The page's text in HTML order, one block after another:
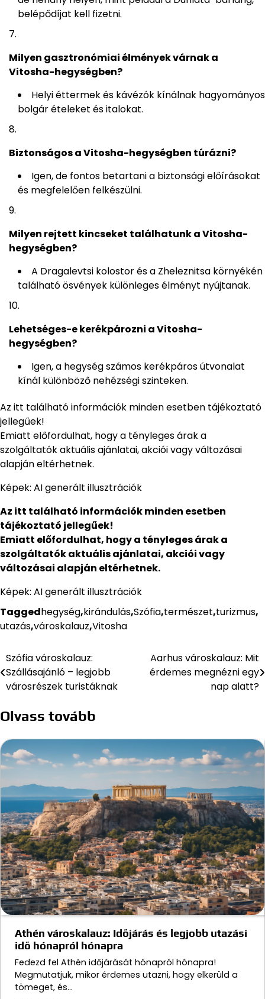
belépődíjat kell fizetni.
Milyen gasztronómiai élmények várnak a
Vitosha-hegységben?
Helyi éttermek és kávézók kínálnak hagyományos
bolgár ételeket és italokat.
Biztonságos a Vitosha-hegységben túrázni?
Igen, de fontos betartani a biztonsági előírásokat
és megfelelően felkészülni.
Milyen rejtett kincseket találhatunk a Vitosha-
hegységben?
A Dragalevtsi kolostor és a Zheleznitsa környékén
található ösvények különleges élményt nyújtanak.
Lehetséges-e kerékpározni a Vitosha-
hegységben?
Igen, a hegység számos kerékpáros útvonalat
kínál különböző nehézségi szinteken.
Az itt található információk minden esetben tájékoztató
jellegűek!
Emiatt előfordulhat, hogy a tényleges árak a
szolgáltatók aktuális ajánlatai, akciói vagy változásai
alapján eltérhetnek.
Képek: AI generált illusztrációk
Az itt található információk minden esetben
tájékoztató jellegűek!
Emiatt előfordulhat, hogy a tényleges árak a
szolgáltatók aktuális ajánlatai, akciói vagy
változásai alapján eltérhetnek.
Képek: AI generált illusztrációk
Taggedhegység,kirándulás,Szófia,természet,turizmus,
utazás,városkalauz,Vitosha
Bejegyzés
navigáció
Szófia városkalauz:
Szállásajánló – legjobb
városrészek turistáknak
Aarhus városkalauz: Mit
érdemes megnézni egy
nap alatt?
Olvass tovább
Athén városkalauz: Időjárás és legjobb utazási
idő hónapról hónapra
Fedezd fel Athén időjárását hónapról hónapra!
Megmutatjuk, mikor érdemes utazni, hogy elkerüld a
tömeget, és…